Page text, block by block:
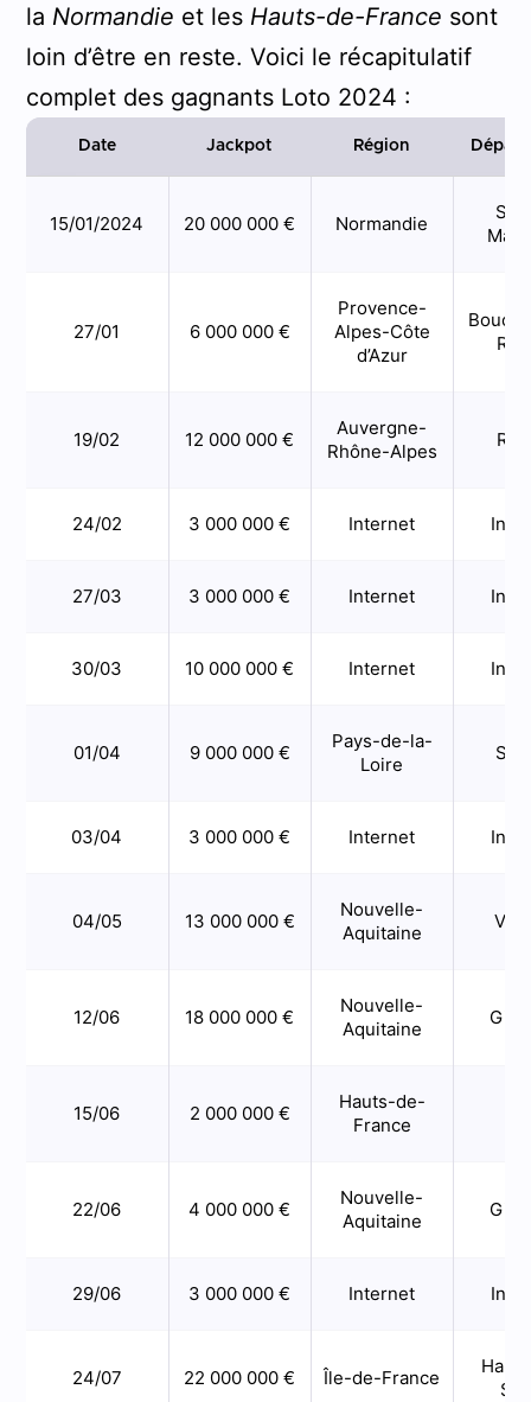
la Normandie et les Hauts-de-France sont
loin d’être en reste. Voici le récapitulatif
complet des gagnants Loto 2024 :
Date Jackpot Région
15/01/2024 20 000 000 € Normandie
27/01 6 000 000 €
Provence-
Alpes-Côte
d’Azur
19/02 12 000 000 €
Auvergne-
Rhône-Alpes
24/02 3 000 000 € Internet
27/03 3 000 000 € Internet
30/03 10 000 000 € Internet
01/04 9 000 000 €
Pays-de-la-
Loire
03/04 3 000 000 € Internet
04/05 13 000 000 €
Nouvelle-
Aquitaine
12/06 18 000 000 €
Nouvelle-
Aquitaine
15/06 2 000 000 €
Hauts-de-
France
22/06 4 000 000 €
Nouvelle-
Aquitaine
29/06 3 000 000 € Internet
24/07 22 000 000 € Île-de-France